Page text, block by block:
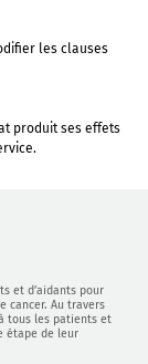
les clauses
produit ses effets
et d’aidants pour
cancer. Au travers
à tous les patients et
étape de leur